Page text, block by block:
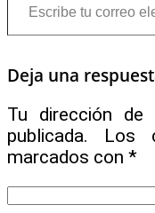
Deja una
Tu dirección
publicada.
Los
marcados con *